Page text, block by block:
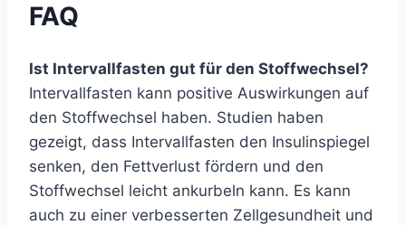
FAQ
Ist Intervallfasten gut für den Stoffwechsel?
Intervallfasten kann positive Auswirkungen auf
den Stoffwechsel haben. Studien haben
gezeigt, dass Intervallfasten den Insulinspiegel
senken, den Fettverlust fördern und den
Stoffwechsel leicht ankurbeln kann. Es kann
auch zu einer verbesserten Zellgesundheit und